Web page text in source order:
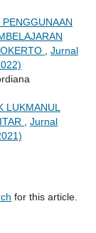
Jurnal
LUKMANUL
Jurnal
for this article.